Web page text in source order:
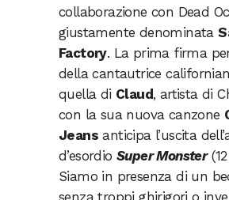
collaborazione con Dead
giustamente denominata
Factory. La prima firma
della cantautrice
quella di Claud, artista di
con la sua nuova canzone
Jeans anticipa l’uscita
d’esordioSuper Monster
Siamo in presenza di un
senza troppi ghirigori o